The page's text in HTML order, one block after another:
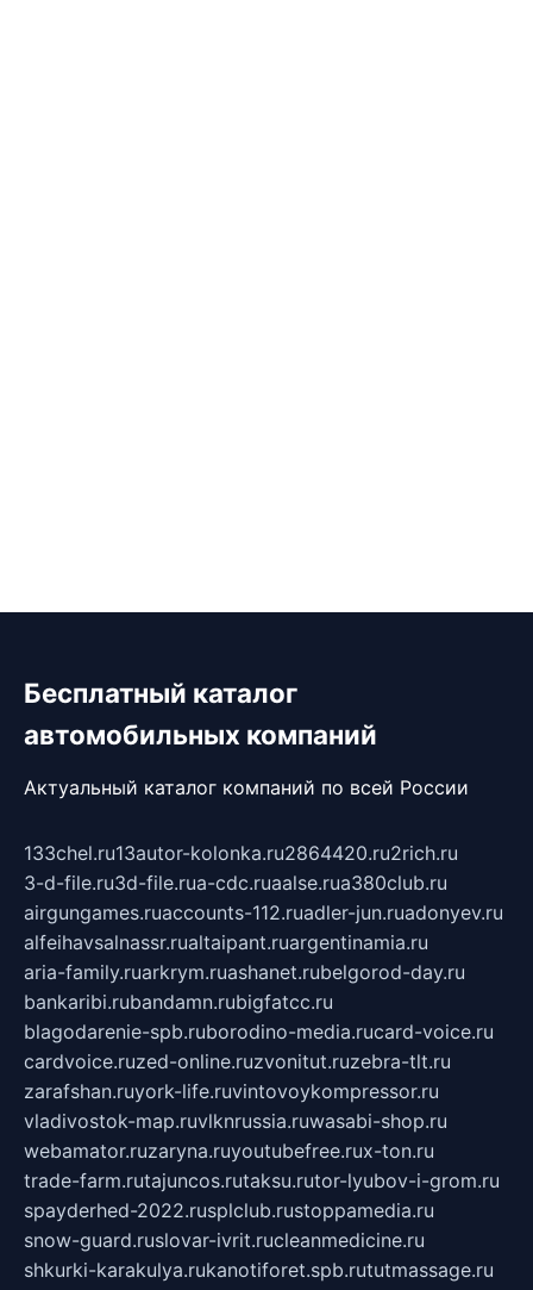
Бесплатный каталог
автомобильных компаний
Актуальный каталог компаний по всей России
133chel.ru13autor-kolonka.ru2864420.ru2rich.ru
3-d-file.ru3d-file.rua-cdc.ruaalse.rua380club.ru
airgungames.ruaccounts-112.ruadler-jun.ruadonyev.ru
alfeihavsalnassr.rualtaipant.ruargentinamia.ru
aria-family.ruarkrym.ruashanet.rubelgorod-day.ru
bankaribi.rubandamn.rubigfatcc.ru
blagodarenie-spb.ruborodino-media.rucard-voice.ru
cardvoice.ruzed-online.ruzvonitut.ruzebra-tlt.ru
zarafshan.ruyork-life.ruvintovoykompressor.ru
vladivostok-map.ruvlknrussia.ruwasabi-shop.ru
webamator.ruzaryna.ruyoutubefree.rux-ton.ru
trade-farm.rutajuncos.rutaksu.rutor-lyubov-i-grom.ru
spayderhed-2022.rusplclub.rustoppamedia.ru
snow-guard.ruslovar-ivrit.rucleanmedicine.ru
shkurki-karakulya.rukanotiforet.spb.rututmassage.ru